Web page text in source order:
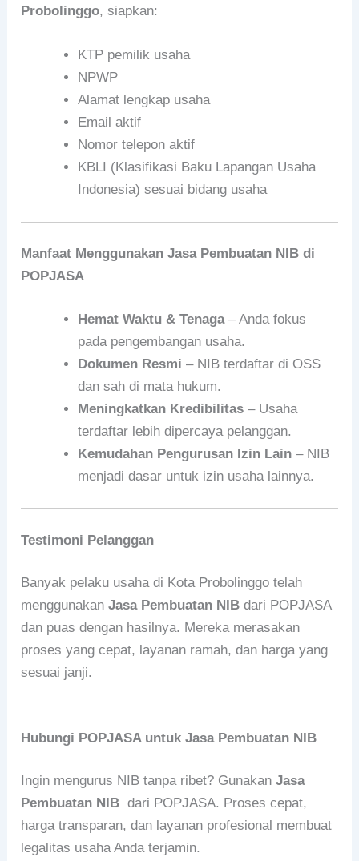
Probolinggo, siapkan:
KTP pemilik usaha
NPWP
Alamat lengkap usaha
Email aktif
Nomor telepon aktif
KBLI (Klasifikasi Baku Lapangan Usaha
Indonesia) sesuai bidang usaha
Manfaat Menggunakan Jasa Pembuatan NIB di
POPJASA
Hemat Waktu & Tenaga– Anda fokus
pada pengembangan usaha.
Dokumen Resmi – NIB terdaftar di OSS
dan sah di mata hukum.
Meningkatkan Kredibilitas – Usaha
terdaftar lebih dipercaya pelanggan.
Kemudahan Pengurusan Izin Lain – NIB
menjadi dasar untuk izin usaha lainnya.
Testimoni Pelanggan
Banyak pelaku usaha di Kota Probolinggo telah
menggunakanJasa Pembuatan NIB dari POPJASA
dan puas dengan hasilnya. Mereka merasakan
proses yang cepat, layanan ramah, dan harga yang
sesuai janji.
Hubungi POPJASA untuk Jasa Pembuatan NIB
Ingin mengurus NIB tanpa ribet? GunakanJasa
Pembuatan NIB dari POPJASA. Proses cepat,
harga transparan, dan layanan profesional membuat
legalitas usaha Anda terjamin.